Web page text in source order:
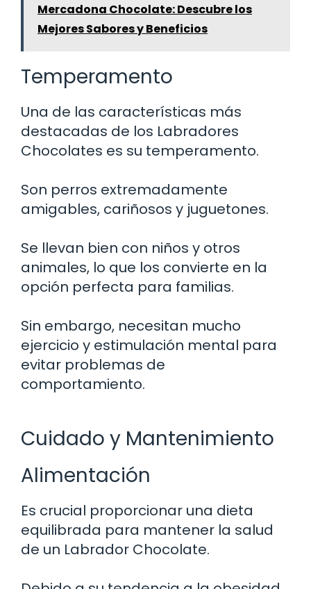
Mercadona Chocolate: Descubre los
Mejores Sabores y Beneficios
Temperamento
Una de las características más
destacadas de los Labradores
Chocolates es su temperamento.
Son perros extremadamente
amigables, cariñosos y juguetones.
Se llevan bien con niños y otros
animales, lo que los convierte en la
opción perfecta para familias.
Sin embargo, necesitan mucho
ejercicio y estimulación mental para
evitar problemas de
comportamiento.
Cuidado y Mantenimiento
Alimentación
Es crucial proporcionar una dieta
equilibrada para mantener la salud
de un Labrador Chocolate.